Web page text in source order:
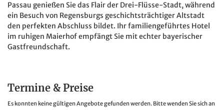
Passau genießen Sie das Flair der Drei-Flüsse-Stadt, während
ein Besuch von Regensburgs geschichtsträchtiger Altstadt
den perfekten Abschluss bildet. Ihr familiengeführtes Hotel
im ruhigen Maierhof empfängt Sie mit echter bayerischer
Gastfreundschaft.
Termine & Preise
Es konnten keine gültigen Angebote gefunden werden. Bitte wenden Sie sich an